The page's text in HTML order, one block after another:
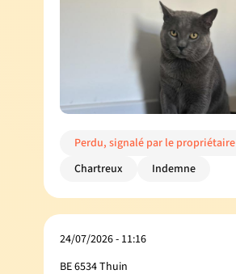
Perdu, signalé par le propriétaire
Chartreux
Indemne
24/07/2026 - 11:16
BE 6534 Thuin